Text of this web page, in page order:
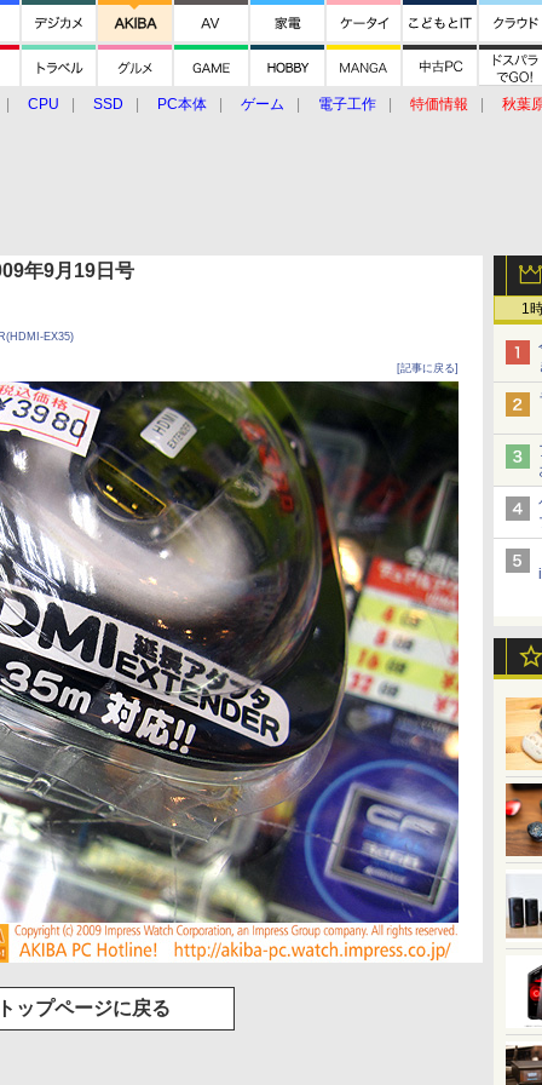
CPU SSD PC本体 ゲーム 電子工作 特価情報
秋葉
1
年9月19日号
EX35)
[記事に戻る]
ップページに戻る